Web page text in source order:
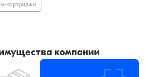
картриджи
компании